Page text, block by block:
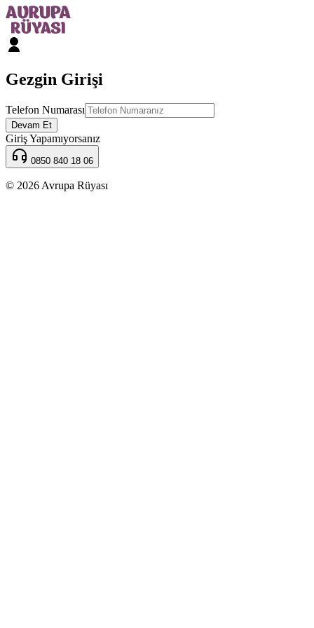
Gezgin Girişi
Telefon Numarası
Devam Et
Giriş Yapamıyorsanız
0850 840 18 06
© 2026 Avrupa Rüyası